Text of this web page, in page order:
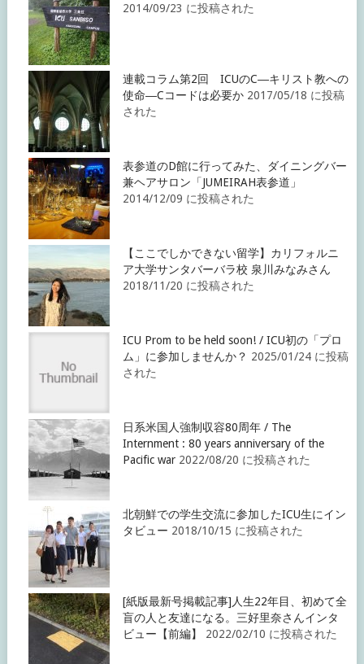
2014/09/23 に投稿された
連載コラム第2回 ICUのC―キリスト教への
使命―Cコードは必要か 2017/05/18 に投稿
された
表参道のD館に行ってみた、ダイニングバー
兼ヘアサロン「JUMEIRAH表参道」
2014/12/09 に投稿された
【ここでしかできない留学】カリフォルニ
ア大学サンタバーバラ校 泉川みなみさん
2018/11/20 に投稿された
ICU Prom to be held soon! / ICU初の「プロ
ム」に参加しませんか？ 2025/01/24 に投稿
された
日系米国人強制収容80周年 / The
Internment : 80 years anniversary of the
Pacific war 2022/08/20 に投稿された
北朝鮮での学生交流に参加したICU生にイン
タビュー 2018/10/15 に投稿された
[紙版最新号掲載記事]人生22年目、初めて全
盲の人と友達になる。三好里奈さんインタ
ビュー【前編】
2022/02/10 に投稿された